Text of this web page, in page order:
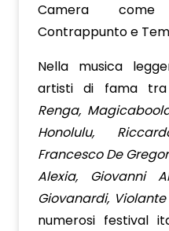
Camera come
Contrappunto e
Nella musica
artisti di fama
Renga,
Honolulu,
Francesco De
Alexia, Giovanni
Giovanardi,
numerosi festival